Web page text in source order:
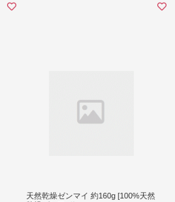
天然乾燥ゼンマイ 約160g [100%天然